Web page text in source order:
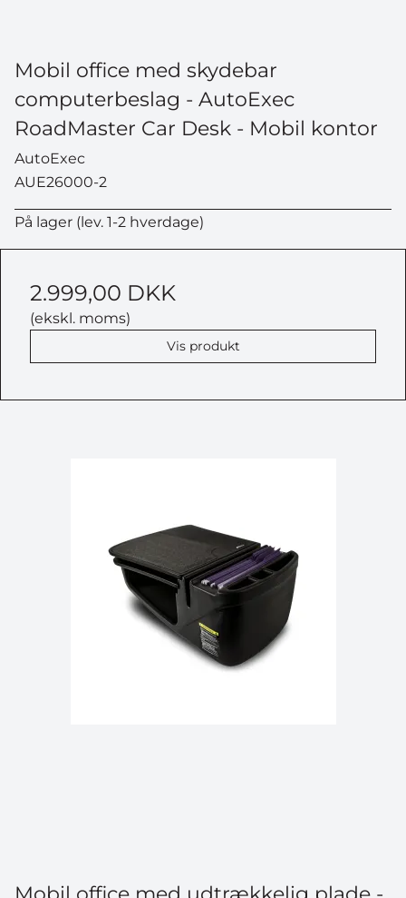
Mobil office med skydebar
computerbeslag - AutoExec
RoadMaster Car Desk - Mobil kontor
AutoExec
AUE26000-2
På lager (lev. 1-2 hverdage)
2.999,00 DKK
(ekskl. moms)
Vis produkt